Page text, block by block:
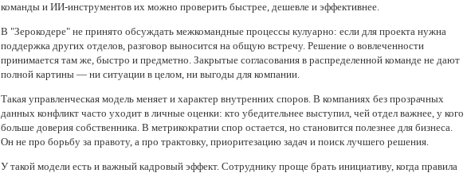
команды и ИИ-инструментов их можно проверить быстрее, дешевле и эффективнее.
В "Зерокодере" не принято обсуждать межкомандные процессы кулуарно: если для проекта нужна
поддержка других отделов, разговор выносится на общую встречу. Решение о вовлеченности
принимается там же, быстро и предметно. Закрытые согласования в распределенной команде не дают
полной картины — ни ситуации в целом, ни выгоды для компании.
Такая управленческая модель меняет и характер внутренних споров. В компаниях без прозрачных
данных конфликт часто уходит в личные оценки: кто убедительнее выступил, чей отдел важнее, у кого
больше доверия собственника. В метрикократии спор остается, но становится полезнее для бизнеса.
Он не про борьбу за правоту, а про трактовку, приоритезацию задач и поиск лучшего решения.
У такой модели есть и важный кадровый эффект. Сотруднику проще брать инициативу, когда правила